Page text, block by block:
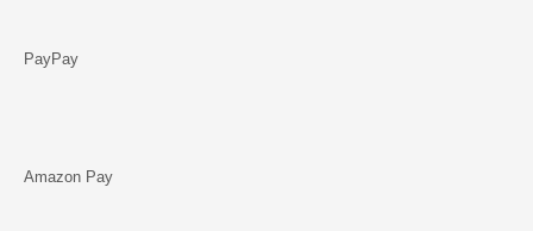
PayPay
Amazon Pay